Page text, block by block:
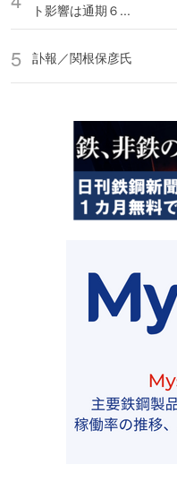
ト影響は通期６...
訃報／関根保彦氏